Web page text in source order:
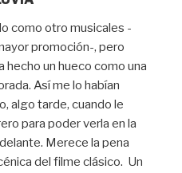
como otro musicales -
promoción-, pero
hecho un hueco como una
Así me lo habían
algo tarde, cuando le
para poder verla en la
Merece la pena
del filme clásico. Un